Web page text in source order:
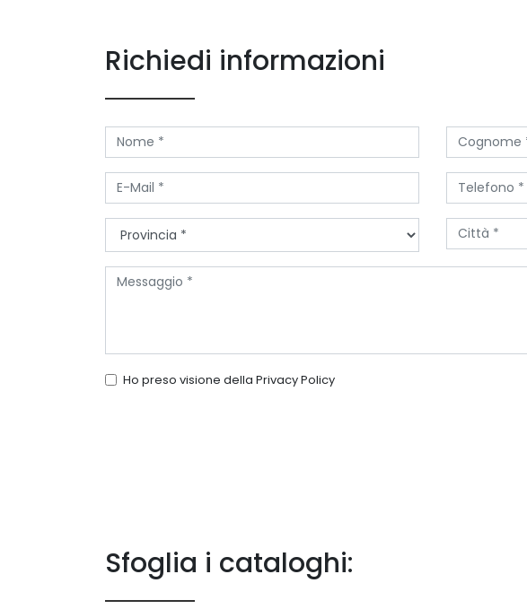
Richiedi informazioni
Ho preso visione della Privacy Policy
Sfoglia i cataloghi: